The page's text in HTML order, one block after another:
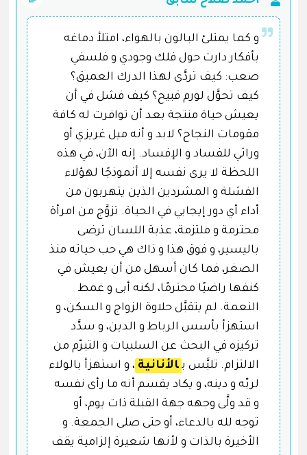
و كما يمتلئ البالون بالهواء، امتلأ دماغه
بأفكار دارت حول فلك وجودي و فلسفي
صعب: كيف تردَّى لهذا الدرك العميق؟
كيف تحوَّل لورم قبيح؟ كيف فشل في أن
يعيش حياة منتجة بعد أن توافرت له كافة
مقومات النجاح؟ لابد و أنه ميل غريزي أو
وراثي للفساد و الإفساد. إنه الآن، في هذه
اللحظة لا يرى نفسه إلا أنموذجًا لهؤلاء
الفشلة و المشردين الذين يتهربون من
أداء أي دور إيجابي في الحياة. تزوَّج من امرأة
محترمة و ملتزمة، عذبة اللسان ترضى
باليسير، و فوق هذا و ذاك هي حب حياته منذ
الصغر، فما كان أسهل من أن يعيش في
كنفها راضيًا محترمًا، لكنه أبى و غمط
النعمة. لم يتقبَّل حلاوة الزواج و السكن، و
استهزأ بأسس الرباط و الدين، و سدَّد
تركيزه في البحث عن السلبيات و التبرّم من
الالتزام. تلبَّس ب الأنانية ، و استهزأ بالولاء
لربّه و دينه، و يكاد يقسم أنه ما رأى نفسه
و قد ولَّى وجهه جهة القبلة ذات يوم، أو
توجه لله بالدعاء، أو حتى صلى الجمعة. و
الأخيرة بالذات و لأنها شعيرة إلزامية يقف